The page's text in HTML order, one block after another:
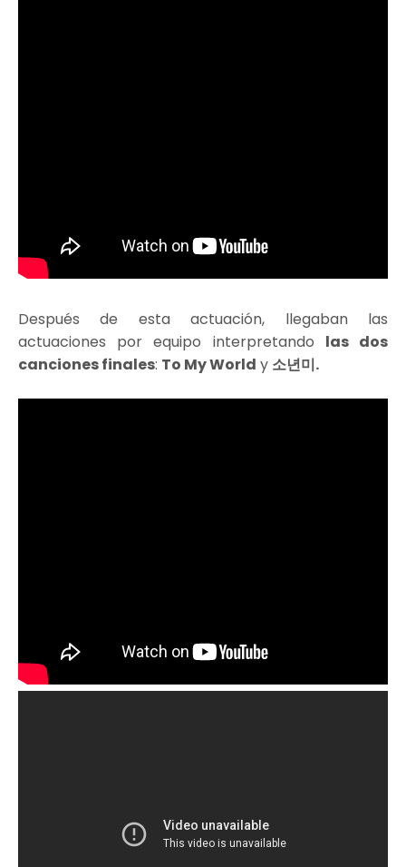
Después de esta actuación, llegaban las
actuaciones por equipo interpretando las dos
canciones finales: To My World y 소년미.